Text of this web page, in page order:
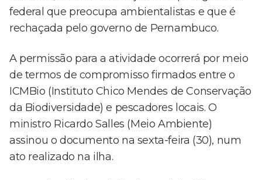
federal que preocupa ambientalistas e que é
rechaçada pelo governo de Pernambuco.
A permissão para a atividade ocorrerá por meio
de termos de compromisso firmados entre o
ICMBio (Instituto Chico Mendes de Conservação
da Biodiversidade) e pescadores locais. O
ministro Ricardo Salles (Meio Ambiente)
assinou o documento na sexta-feira (30), num
ato realizado na ilha.